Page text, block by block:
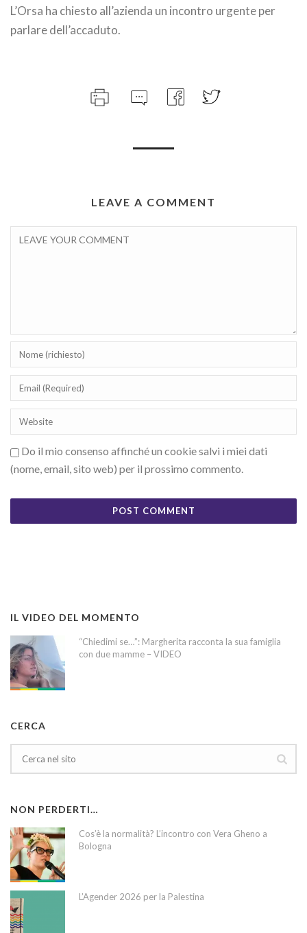
L’Orsa ha chiesto all’azienda un incontro urgente per
parlare dell’accaduto.
LEAVE A COMMENT
Do il mio consenso affinché un cookie salvi i miei dati
(nome, email, sito web) per il prossimo commento.
IL VIDEO DEL MOMENTO
“Chiedimi se…”: Margherita racconta la sua famiglia
con due mamme – VIDEO
CERCA
NON PERDERTI…
Cos’è la normalità? L’incontro con Vera Gheno a
Bologna
L’Agender 2026 per la Palestina